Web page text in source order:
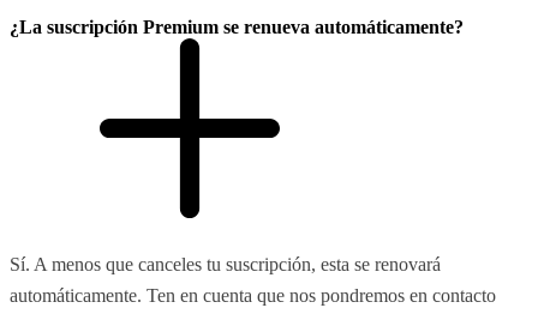
¿La suscripción Premium se renueva automáticamente?
Sí. A menos que canceles tu suscripción, esta se renovará
automáticamente. Ten en cuenta que nos pondremos en contacto